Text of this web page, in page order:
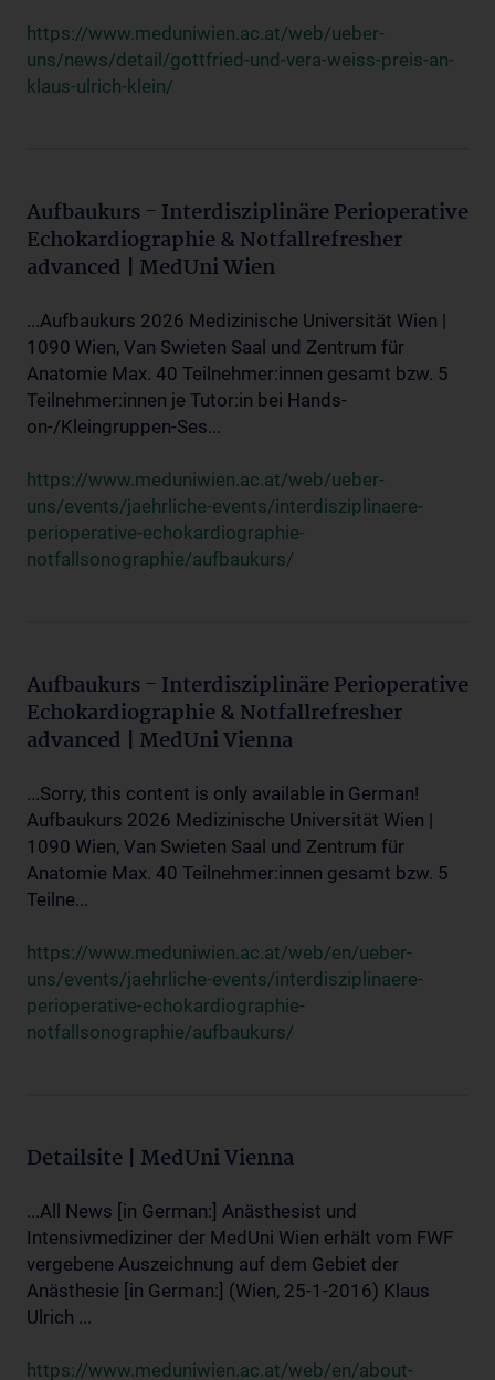
https://www.meduniwien.ac.at/web/ueber-
uns/news/detail/gottfried-und-vera-weiss-preis-an-
klaus-ulrich-klein/
Aufbaukurs - Interdisziplinäre Perioperative
Echokardiographie & Notfallrefresher
advanced | MedUni Wien
...Aufbaukurs 2026 Medizinische Universität Wien |
1090 Wien, Van Swieten Saal und Zentrum für
Anatomie Max. 40 Teilnehmer:innen gesamt bzw. 5
Teilnehmer:innen je Tutor:in bei Hands-
on-/Kleingruppen-Ses...
https://www.meduniwien.ac.at/web/ueber-
uns/events/jaehrliche-events/interdisziplinaere-
perioperative-echokardiographie-
notfallsonographie/aufbaukurs/
Aufbaukurs - Interdisziplinäre Perioperative
Echokardiographie & Notfallrefresher
advanced | MedUni Vienna
...Sorry, this content is only available in German!
Aufbaukurs 2026 Medizinische Universität Wien |
1090 Wien, Van Swieten Saal und Zentrum für
Anatomie Max. 40 Teilnehmer:innen gesamt bzw. 5
Teilne...
https://www.meduniwien.ac.at/web/en/ueber-
uns/events/jaehrliche-events/interdisziplinaere-
perioperative-echokardiographie-
notfallsonographie/aufbaukurs/
Detailsite | MedUni Vienna
...All News [in German:] Anästhesist und
Intensivmediziner der MedUni Wien erhält vom FWF
vergebene Auszeichnung auf dem Gebiet der
Anästhesie [in German:] (Wien, 25-1-2016) Klaus
Ulrich ...
https://www.meduniwien.ac.at/web/en/about-